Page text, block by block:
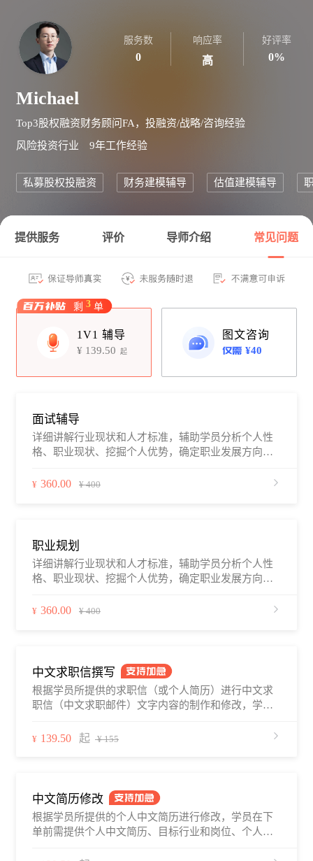
服务数
0
响应率
高
好评率
0%
Michael
Top3股权融资财务顾问FA，投融资/战略/咨询经验
风险投资行业 9年工作经验
私募股权投融资 财务建模辅导 估值建模辅导
提供服务 评价 导师介绍 常见问题
剩 3 单
1V1 辅导
¥ 139.50 起
图文咨询
¥40
面试辅导
详细讲解行业现状和人才标准，辅助学员分析个人性
格、职业现状、挖掘个人优势，确定职业发展方向和
以及行业研究/估值建模/财务建模等硬技能
¥ 360.00 ¥ 400
职业规划
详细讲解行业现状和人才标准，辅助学员分析个人性
格、职业现状、挖掘个人优势，确定职业发展方向和
模等技能
¥ 360.00 ¥ 400
中文求职信撰写
根据学员所提供的求职信（或个人简历）进行中文求
职信（中文求职邮件）文字内容的制作和修改，学员
工作经验年限，应聘相关岗位的职位描述（选填），
邮件、微信、电话等与导师建立联系，并在修改前与
导师沟通好所希望达到的预期，导师首次提供求职信
修改初始版本的10日内，学员可就同一封求职信未完
善的部分与导师沟通进行继续完善。
¥ 139.50 起 ¥ 155
中文简历修改
根据学员所提供的个人中文简历进行修改，学员在下
单前需提供个人中文简历、目标行业和岗位、个人的